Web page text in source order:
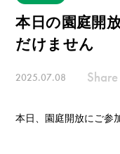
本日の園庭開
だけません
2025.07.08 Share
本日、園庭開放にご参